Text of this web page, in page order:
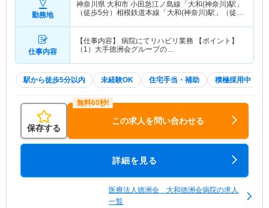
勤務地
神奈川県 大和市 小田急江ノ島線「大和(神奈川)駅」
（徒歩5分）相模鉄道本線「大和(神奈川)駅」（徒歩
仕事内容
【仕事内容】 病院にてリハビリ業務 【ポイント】
（1）大手徳洲会グループの…
駅から徒歩5分以内 未経験OK 住宅手当・補助 積極採用中
保存する
この求人を問い合わせる
詳細を見る
医療法人徳洲会 大和徳洲会病院の求人
一覧